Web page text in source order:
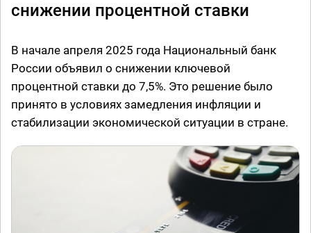
снижении процентной ставки
В начале апреля 2025 года Национальный банк
России объявил о снижении ключевой
процентной ставки до 7,5%. Это решение было
принято в условиях замедления инфляции и
стабилизации экономической ситуации в стране.